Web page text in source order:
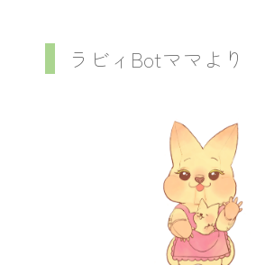
ラビィBotママより